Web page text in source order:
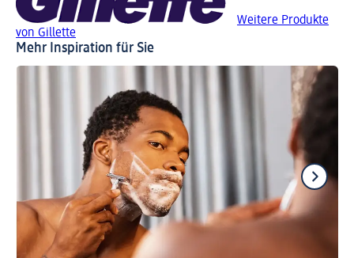
Weitere Produkte
von Gillette
Mehr Inspiration für Sie